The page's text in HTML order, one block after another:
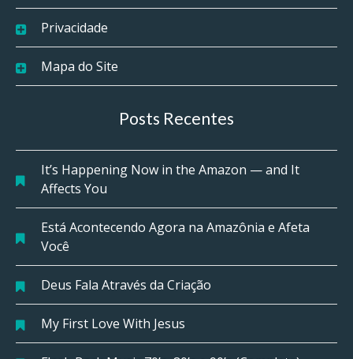
Privacidade
Mapa do Site
Posts Recentes
It’s Happening Now in the Amazon — and It
Affects You
Está Acontecendo Agora na Amazônia e Afeta
Você
Deus Fala Através da Criação
My First Love With Jesus